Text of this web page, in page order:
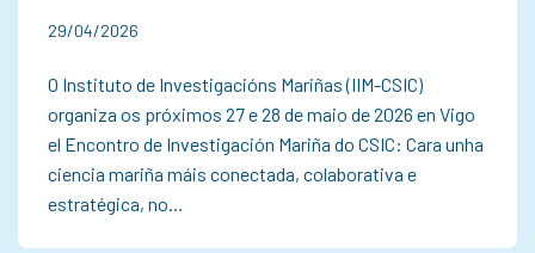
29/04/2026
O Instituto de Investigacións Mariñas (IIM-CSIC)
organiza os próximos 27 e 28 de maio de 2026 en Vigo
el Encontro de Investigación Mariña do CSIC: Cara unha
ciencia mariña máis conectada, colaborativa e
estratégica, no…